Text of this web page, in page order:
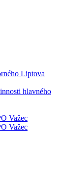
Liptova
hlavného
Važec
Važec